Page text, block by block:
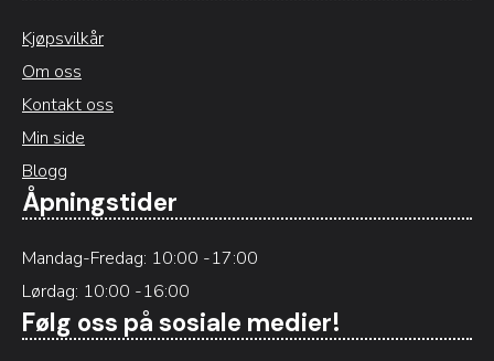
Kjøpsvilkår
Om oss
Kontakt oss
Min side
Blogg
Åpningstider
Mandag-Fredag: 10:00 -17:00
Lørdag: 10:00 -16:00
Følg oss på sosiale medier!